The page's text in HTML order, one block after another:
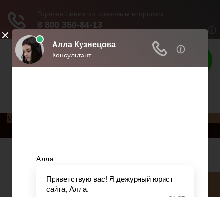
Права россиян
Меню
Социальное обеспечение
Квитанции ЖКХ